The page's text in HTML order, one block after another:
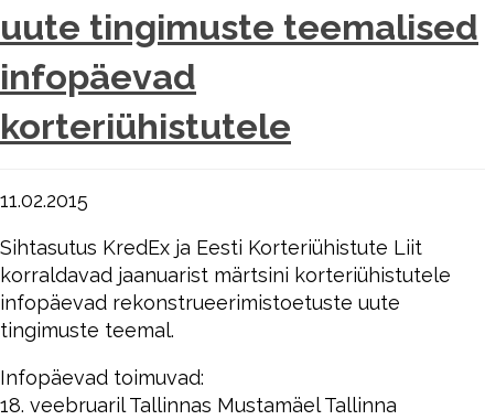
uute tingimuste teemalised
infopäevad
korteriühistutele
11.02.2015
Sihtasutus KredEx ja Eesti Korteriühistute Liit
korraldavad jaanuarist märtsini korteriühistutele
infopäevad rekonstrueerimistoetuste uute
tingimuste teemal.
Infopäevad toimuvad:
18. veebruaril Tallinnas Mustamäel Tallinna